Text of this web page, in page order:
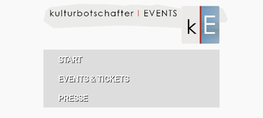
START
EVENTS & TICKETS
PRESSE